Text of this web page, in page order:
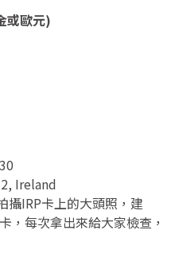
或歐元)
Ireland
攝IRP卡上的大頭照，建
，每次拿出來給大家檢查，